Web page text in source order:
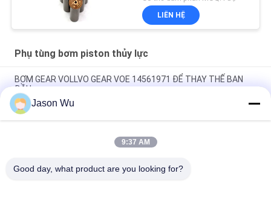
bơm piston Dịch vụ sửa
chữa bảo trì
LIÊN HỆ
Phụ tùng bơm piston thủy lực
BƠM GEAR VOLLVO GEAR VOE 14561971 ĐỂ THAY THẾ BAN
ĐẦU
BƠM GEAR VOLLVO GEAR VOE 14537295 ĐỂ THAY THẾ BAN
ĐẦU
VOLLVO GALLERY GEAR PUMP VOE 14782798 để thay thế ban
Jason Wu
9:37 AM
Good day, what product are you looking for?